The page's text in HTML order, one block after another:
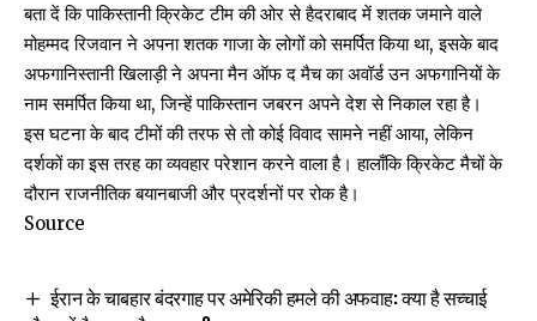
बता दें कि पाकिस्तानी क्रिकेट टीम की ओर से हैदराबाद में शतक जमाने वाले
मोहम्मद रिजवान ने अपना शतक गाजा के लोगों को समर्पित किया था, इसके बाद
अफगानिस्तानी खिलाड़ी ने अपना मैन ऑफ द मैच का अवॉर्ड उन अफगानियों के
नाम समर्पित किया था, जिन्हें पाकिस्तान जबरन अपने देश से निकाल रहा है।
इस घटना के बाद टीमों की तरफ से तो कोई विवाद सामने नहीं आया, लेकिन
दर्शकों का इस तरह का व्यवहार परेशान करने वाला है। हालाँकि क्रिकेट मैचों के
दौरान राजनीतिक बयानबाजी और प्रदर्शनों पर रोक है।
Source
ईरान के चाबहार बंदरगाह पर अमेरिकी हमले की अफवाह: क्या है सच्चाई